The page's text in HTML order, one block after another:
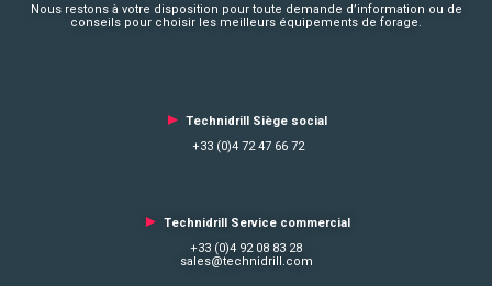
Nous restons à votre disposition pour toute demande d’information ou de
conseils pour choisir les meilleurs équipements de forage.
► Technidrill Siège social
+33 (0)4 72 47 66 72
► Technidrill Service commercial
+33 (0)4 92 08 83 28
sales@technidrill.com